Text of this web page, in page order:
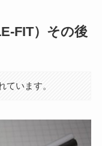
FIT）その後
ています。